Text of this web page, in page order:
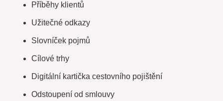
Příběhy klientů
Užitečné odkazy
Slovníček pojmů
Cílové trhy
Digitální kartička cestovního pojištění
Odstoupení od smlouvy